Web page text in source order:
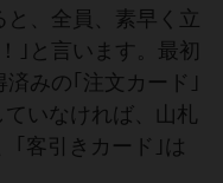
、全員、素早く立
｣と言います。最初
みの｢注文カード｣
いなければ、山札
｢客引きカード｣は